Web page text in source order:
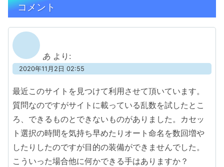
コメント
あ より:
2020年11月2日 02:55
最近このサイトを見つけて利用させて頂いています。
質問なのですがサイトに載っている乱数を試したとこ
ろ、できるものとできないものがありました。カセッ
ト選択の時間を気持ち早めたりオート命名を数回増や
したりしたのですが目的の装備ができませんでした。
こういった場合他に何かできる手はありますか？